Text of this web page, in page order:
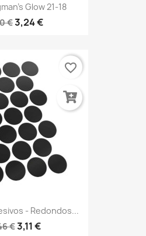
Glow 21-18
€3,24 €
- Redondos...
€3,11 €
favorite_border